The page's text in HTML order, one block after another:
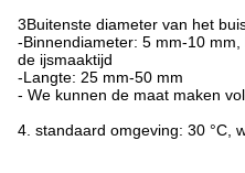
3Buitenste diameter van het
-Binnendiameter: 5 mm-10
de ijsmaaktijd
-Langte: 25 mm-50 mm
- We kunnen de maat maken
4. standaard omgeving: 30 °C,